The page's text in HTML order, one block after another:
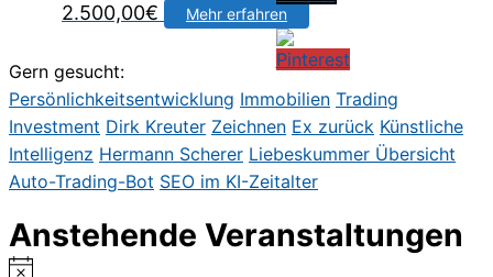
2.500,00€ Mehr erfahren
Gern gesucht:
Persönlichkeitsentwicklung Immobilien Trading
Investment Dirk Kreuter Zeichnen Ex zurück Künstliche
Intelligenz Hermann Scherer Liebeskummer Übersicht
Auto-Trading-Bot SEO im KI-Zeitalter
Anstehende Veranstaltungen